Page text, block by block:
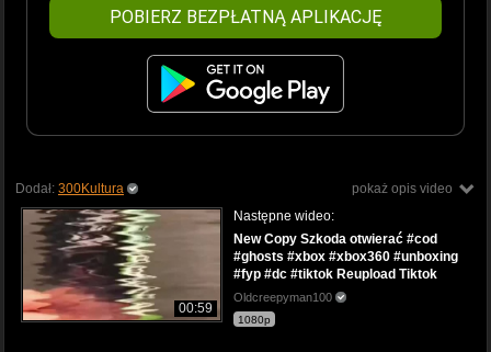
POBIERZ BEZPŁATNĄ APLIKACJĘ
pokaż opis video
Dodał: 300Kultura
00:59
Następne wideo:
New Copy Szkoda otwierać #cod
#ghosts #xbox #xbox360 #unboxing
#fyp #dc #tiktok Reupload Tiktok
Oldcreepyman100
1080p